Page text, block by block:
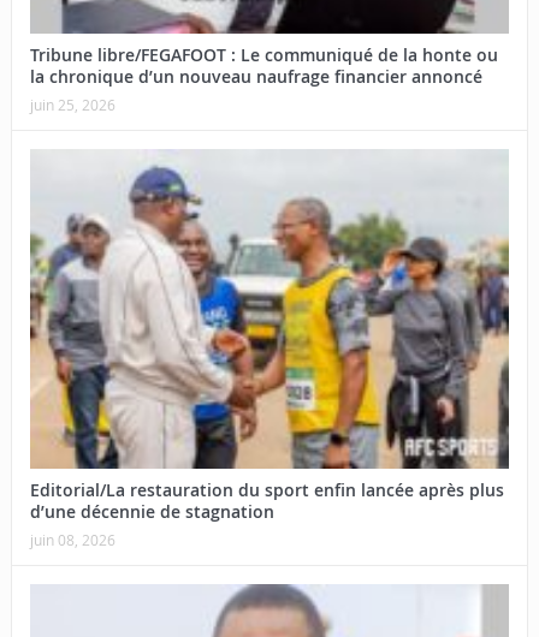
Tribune libre/FEGAFOOT : Le communiqué de la honte ou
la chronique d’un nouveau naufrage financier annoncé
juin 25, 2026
Editorial/La restauration du sport enfin lancée après plus
d’une décennie de stagnation
juin 08, 2026